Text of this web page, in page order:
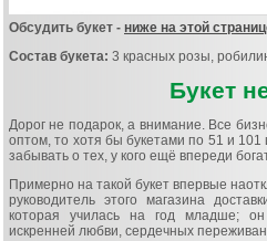
Обсудить букет - ниже на этой
Состав букета: 3 красных розы,
Букет
Дорог не подарок, а внимание. Все
оптом, то хотя бы букетами по 51 и
забывать о тех, у кого ещё впереди
Примерно на такой букет впервые
руководитель этого магазина
которая училась на год младше;
искренней любви, сердечных